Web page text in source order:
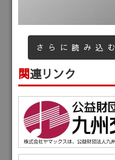
さらに読み込む
関連リンク